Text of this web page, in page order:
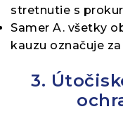
stretnutie s
Samer A. všetky
kauzu označuje
3.